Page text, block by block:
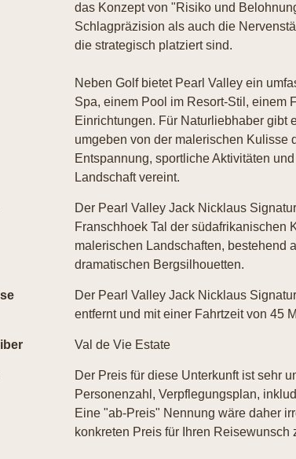
das Konzept von "Risiko und
Schlagpräzision als auch die
die strategisch platziert sind.
Neben Golf bietet Pearl Valley ein
Spa, einem Pool im Resort-Stil, einem
Einrichtungen. Für Naturliebhaber gibt
umgeben von der malerischen Kulisse
Entspannung, sportliche Aktivitäten
Landschaft vereint.
Der Pearl Valley Jack Nicklaus
Franschhoek Tal der südafrikanischen
malerischen Landschaften, bestehend
dramatischen Bergsilhouetten.
Der Pearl Valley Jack Nicklaus
entfernt und mit einer Fahrtzeit von 45
Val de Vie Estate
Der Preis für diese Unterkunft ist sehr
Personenzahl, Verpflegungsplan,
Eine "ab-Preis" Nennung wäre daher
konkreten Preis für Ihren Reisewunsch